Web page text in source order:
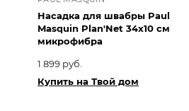
Насадка для швабры Paul
Masquin Plan'Net 34х10 см
микрофибра
1 899 руб.
Купить на Твой дом